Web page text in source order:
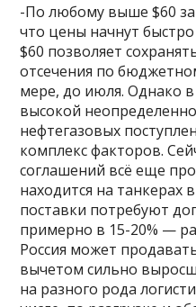
-По любому выше $60 за
что цены начнут
$60 позволяет
отсечения по
мере, до июля. Однако
высокой
нефтегазовых
комплекс факторов.
соглашений всё еще
находится на
поставки потребуют
примерно в 15-20% —
Россия может
вычетом сильно
на разного рода